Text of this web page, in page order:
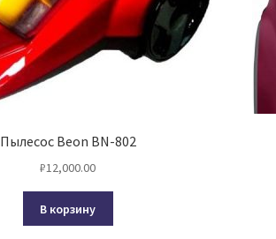
Пылесос Beon BN-802
₽12,000.00
В корзину